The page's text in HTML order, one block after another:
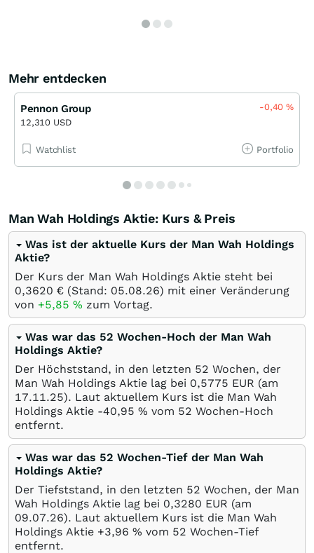
Mehr entdecken
Pennon Group
12,310 USD
-0,40%
Watchlist Portfolio
Man Wah Holdings Aktie: Kurs & Preis
Was ist der aktuelle Kurs der Man Wah Holdings
Aktie?
Der Kurs der Man Wah Holdings Aktie steht bei
0,3620 € (Stand: 05.08.26) mit einer Veränderung
von +5,85 % zum Vortag.
Was war das 52 Wochen-Hoch der Man Wah
Holdings Aktie?
Der Höchststand, in den letzten 52 Wochen, der
Man Wah Holdings Aktie lag bei 0,5775 EUR (am
17.11.25). Laut aktuellem Kurs ist die Man Wah
Holdings Aktie -40,95 % vom 52 Wochen-Hoch
entfernt.
Was war das 52 Wochen-Tief der Man Wah
Holdings Aktie?
Der Tiefststand, in den letzten 52 Wochen, der Man
Wah Holdings Aktie lag bei 0,3280 EUR (am
09.07.26). Laut aktuellem Kurs ist die Man Wah
Holdings Aktie +3,96 % vom 52 Wochen-Tief
entfernt.